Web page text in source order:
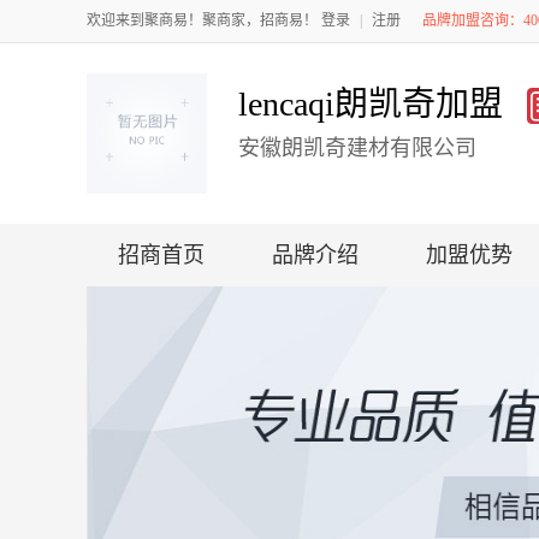
欢迎来到聚商易！聚商家，招商易！ 登录 注册 品牌加盟咨询：
lencaqi朗凯奇加盟
安徽朗凯奇建材有限公司
招商首页 品牌介绍 加盟优势